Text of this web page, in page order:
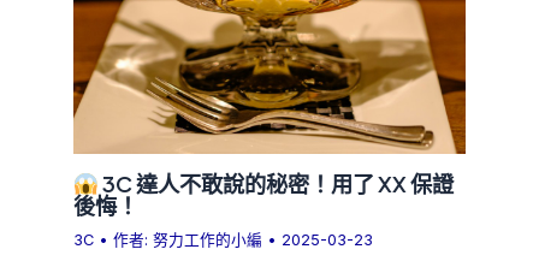
3C 達人不敢說的秘密！用了 XX 保證
後悔！
3C • 作者:努力工作的小編 • 2025-03-23